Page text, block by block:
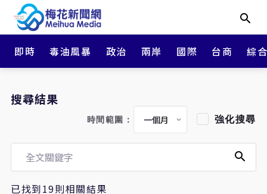
即時 毒油風暴 政治 兩岸 國際 台商 綜
搜尋結果
時間範圍： 強化搜尋
已找到19則相關結果